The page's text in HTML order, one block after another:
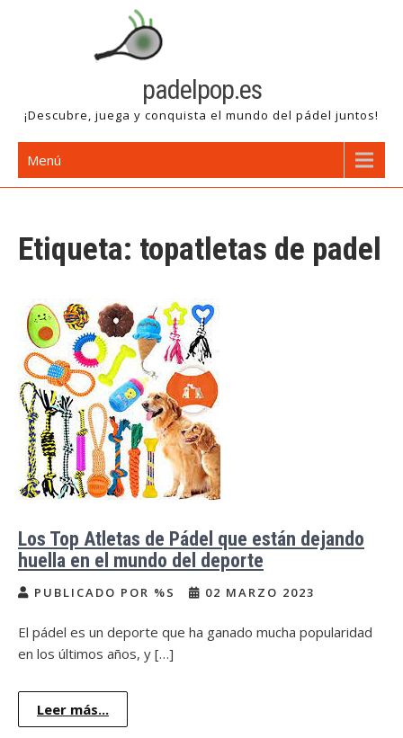
padelpop.es
¡Descubre, juega y conquista el mundo del pádel juntos!
Menú
Etiqueta: topatletas de padel
Los Top Atletas de Pádel que están dejando
huella en el mundo del deporte
PUBLICADO POR %S 02 MARZO 2023
El pádel es un deporte que ha ganado mucha popularidad
en los últimos años, y […]
Leer más...